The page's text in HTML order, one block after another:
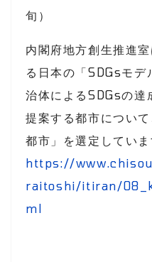
旬）
内閣府地方創生推進
る日本の「SDGsモデ
治体によるSDGsの達
提案する都市につい
都市」を選定していま
https://
raitoshi/itiran/
ml